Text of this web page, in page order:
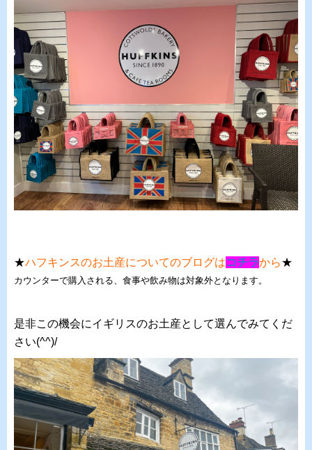
★ハフキンスのお土産についてのブログはコチラから★
カウンターで購入される、食事や飲み物は対象外となります。
是非この機会にイギリスのお土産として選んでみてくだ
さい(^^)/